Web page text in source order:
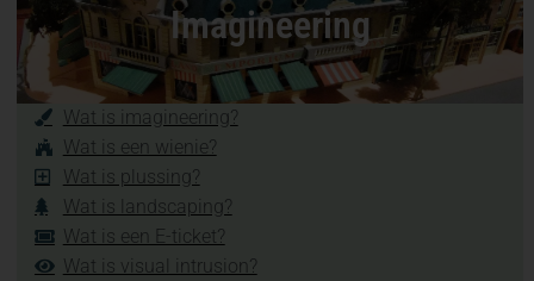
Imagineering
Wat is imagineering?
Wat is een wienie?
Wat is plussing?
Wat is landscaping?
Wat is een E-ticket?
Wat is visual intrusion?